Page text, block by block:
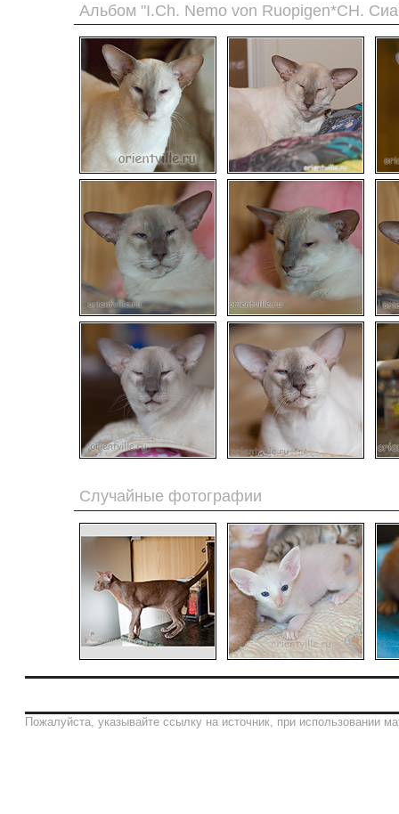
Альбом "I.Ch. Nemo von Ruopigen*CH.
Случайные фотографии
Пожалуйста, указывайте ссылку на источник, при использовании